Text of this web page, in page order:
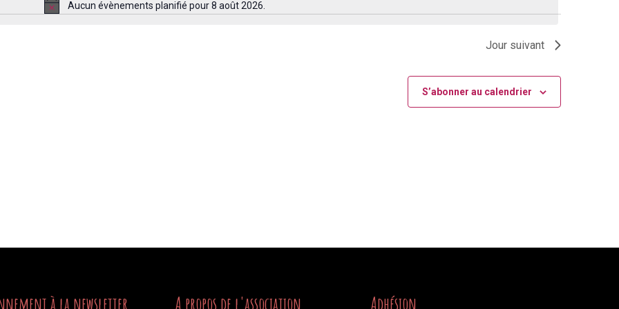
Notice
Aucun évènements planifié pour 8 août 2026.
Jour suivant
S’abonner au calendrier
à la newsletter A propos de l'association Adhésion